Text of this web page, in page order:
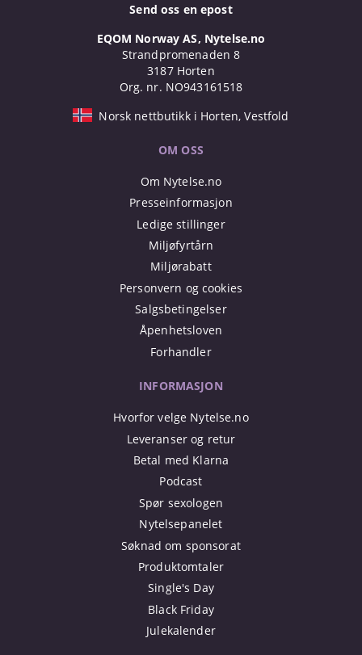
Send oss en epost
EQOM Norway AS, Nytelse.no
Strandpromenaden 8
3187 Horten
Org. nr. NO943161518
Norsk nettbutikk i Horten, Vestfold
OM OSS
Om Nytelse.no
Presseinformasjon
Ledige stillinger
Miljøfyrtårn
Miljørabatt
Personvern og cookies
Salgsbetingelser
Åpenhetsloven
Forhandler
INFORMASJON
Hvorfor velge Nytelse.no
Leveranser og retur
Betal med Klarna
Podcast
Spør sexologen
Nytelsepanelet
Søknad om sponsorat
Produktomtaler
Single's Day
Black Friday
Julekalender